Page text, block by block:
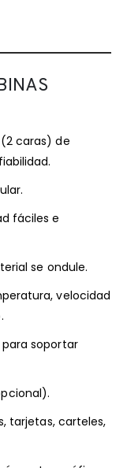
caras) de
fáciles e
se ondule.
velocidad
para soportar
tarjetas, carteles,